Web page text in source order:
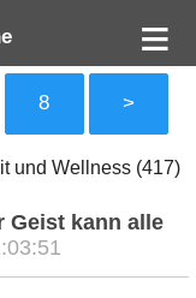
8 >
und Wellness (417)
Geist kann alle